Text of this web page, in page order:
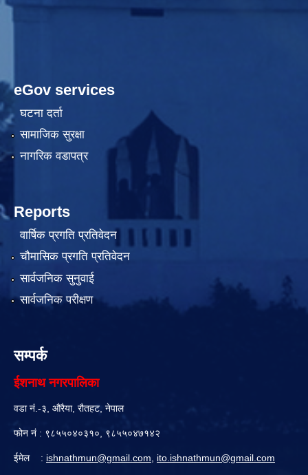
eGov services
घटना दर्ता
सामाजिक सुरक्षा
नागरिक वडापत्र
Reports
वार्षिक प्रगति प्रतिवेदन
चौमासिक प्रगति प्रतिवेदन
सार्वजनिक सुनुवाई
सार्वजनिक परीक्षण
सम्पर्क
ईशनाथ नगरपालिका
वडा नं.-३, औरैया, रौतहट, नेपाल
फोन नं : ९८५५०४०३१०, ९८५५०४७१४२
ईमेल : ishnathmun@gmail.com ito.ishnathmun@gmail.com